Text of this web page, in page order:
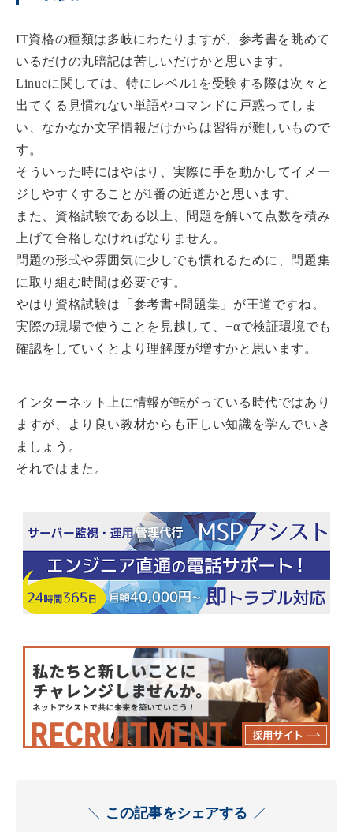
IT資格の種類は多岐にわたりますが、参考書を眺めて
いるだけの丸暗記は苦しいだけかと思います。
Linucに関しては、特にレベル1を受験する際は次々と
出てくる見慣れない単語やコマンドに戸惑ってしま
い、なかなか文字情報だけからは習得が難しいもので
す。
そういった時にはやはり、実際に手を動かしてイメー
ジしやすくすることが1番の近道かと思います。
また、資格試験である以上、問題を解いて点数を積み
上げて合格しなければなりません。
問題の形式や雰囲気に少しでも慣れるために、問題集
に取り組む時間は必要です。
やはり資格試験は「参考書+問題集」が王道ですね。
実際の現場で使うことを見越して、+αで検証環境でも
確認をしていくとより理解度が増すかと思います。
インターネット上に情報が転がっている時代ではあり
ますが、より良い教材からも正しい知識を学んでいき
ましょう。
それではまた。
この記事をシェアする